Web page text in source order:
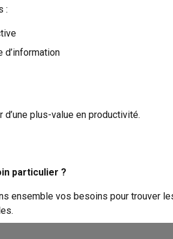
:
plus-value en productivité.
particulier ?
ensemble vos besoins pour trouver